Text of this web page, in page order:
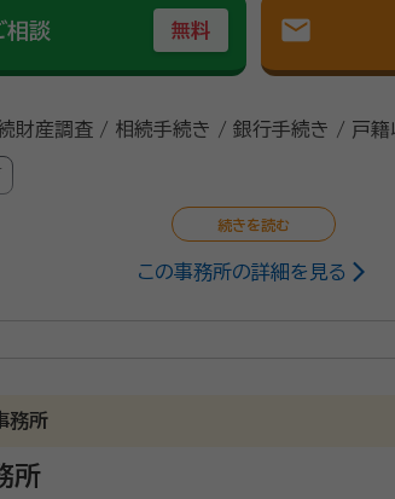
相談 無料 mail
財産調査 / 相続手続き / 銀行手続き / 戸
この事務所の詳細を見る
務所
所